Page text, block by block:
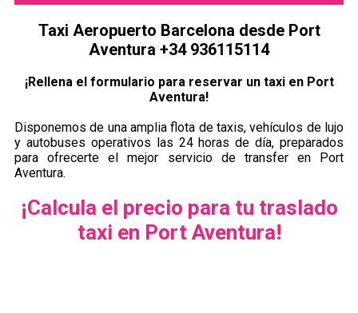
Taxi Aeropuerto Barcelona desde Port
Aventura +34 936115114
¡Rellena el formulario para reservar un taxi en Port
Aventura!
Disponemos de una amplia flota de taxis, vehículos de lujo
y autobuses operativos las 24 horas de día, preparados
para ofrecerte el mejor servicio de transfer en Port
Aventura.
¡Calcula el precio para tu traslado
taxi en Port Aventura!